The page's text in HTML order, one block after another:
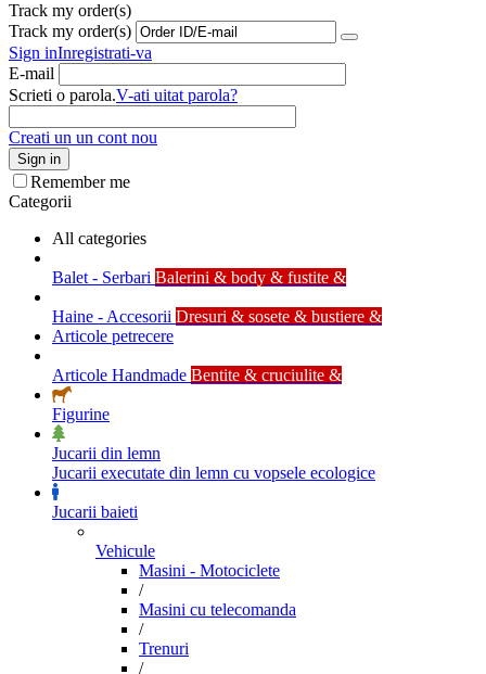
Track my order(s)
Track my order(s)
Sign inInregistrati-va
E-mail
Scrieti o parola.V-ati uitat parola?
Creati un un cont nou
Sign in
Remember me
Categorii
All categories
Balet - Serbari Balerini & body & fustite &
Haine - Accesorii Dresuri & sosete & bustiere &
Articole petrecere
Articole Handmade Bentite & cruciulite &
Figurine
Jucarii din lemn
Jucarii executate din lemn cu vopsele ecologice
Jucarii baieti
Vehicule
Masini - Motociclete
/
Masini cu telecomanda
/
Trenuri
/